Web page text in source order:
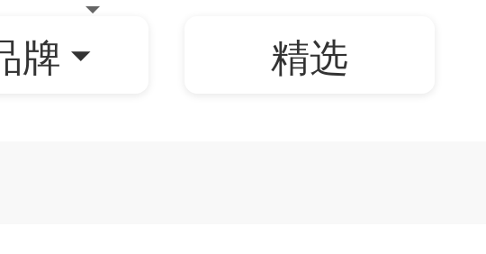
牌 精选